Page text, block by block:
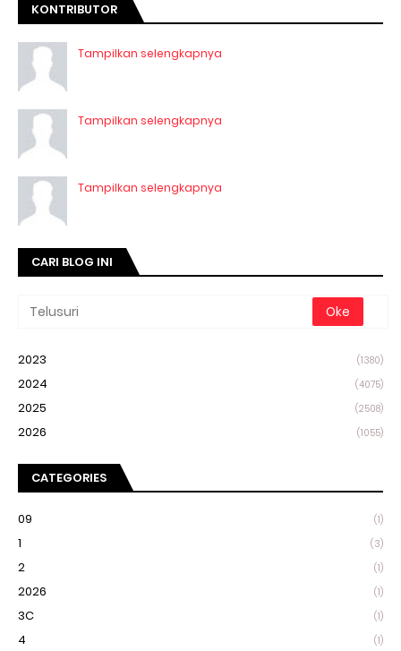
KONTRIBUTOR
Tampilkan selengkapnya
Tampilkan selengkapnya
Tampilkan selengkapnya
CARI BLOG INI
2023 (1380)
2024 (4075)
2025 (2508)
2026 (1055)
CATEGORIES
09 (1)
1 (3)
2 (1)
2026 (1)
3C (1)
4 (1)